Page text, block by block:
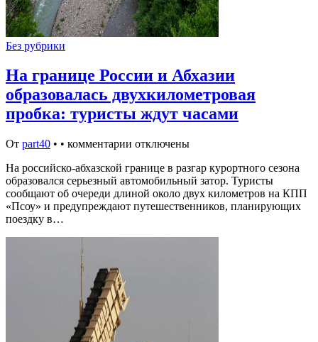
Без рубрики
На границе России и Абхазии
образовалась двухкилометровая
пробка: туристы ждут часами
От part40 • • комментарии отключены
На российско-абхазской границе в разгар курортного сезона
образовался серьезный автомобильный затор. Туристы
сообщают об очереди длиной около двух километров на КПП
«Псоу» и предупреждают путешественников, планирующих
поездку в…